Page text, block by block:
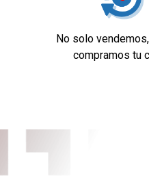
No solo
compramos tu